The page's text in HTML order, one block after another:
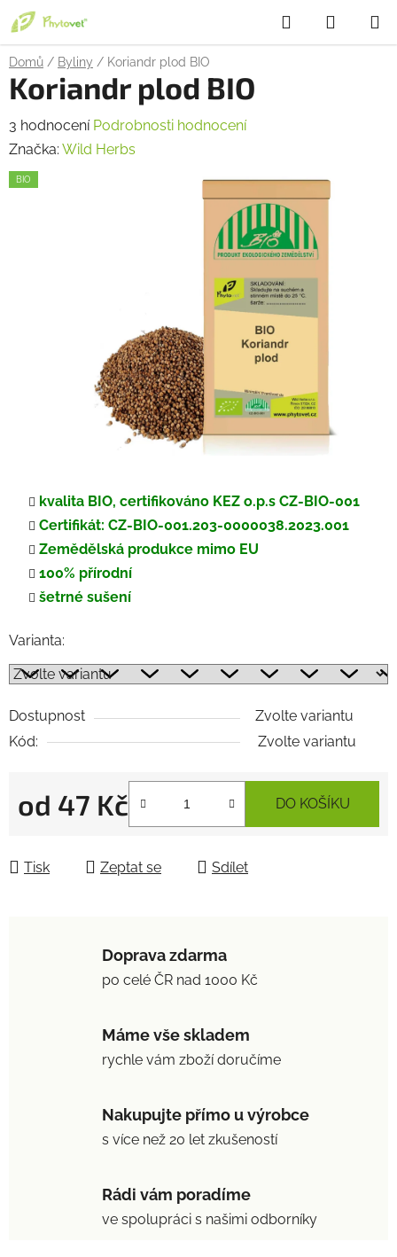
Přejít
na
obsah
Hledat
KOŠÍK
Domů / Byliny / Koriandr plod BIO
kvalita BIO, certifikováno KEZ o.p.s CZ-BIO-001
Certifikát: CZ-BIO-001.203-0000038.2023.001
Zemědělská produkce mimo EU
100% přírodní
šetrné sušení
Varianta:
Dostupnost
Zvolte variantu
Kód:
Zvolte variantu
od 47 Kč DO KOŠÍKU
Tisk Zeptat se Sdílet
Koriandr plod BIO
Průměrné
hodnocení
produktu
3 hodnocení Podrobnosti hodnocení
Značka: Wild Herbs
BIO
Doprava zdarma
po celé ČR nad 1000 Kč
Máme vše skladem
rychle vám zboží doručíme
Nakupujte přímo u výrobce
s více než 20 let zkušeností
Rádi vám poradíme
ve spolupráci s našimi odborníky